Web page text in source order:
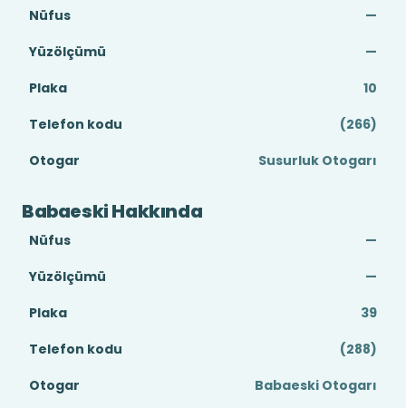
Nüfus
—
Yüzölçümü
—
Plaka
10
Telefon kodu
(266)
Otogar
Susurluk Otogarı
Babaeski Hakkında
Nüfus
—
Yüzölçümü
—
Plaka
39
Telefon kodu
(288)
Otogar
Babaeski Otogarı